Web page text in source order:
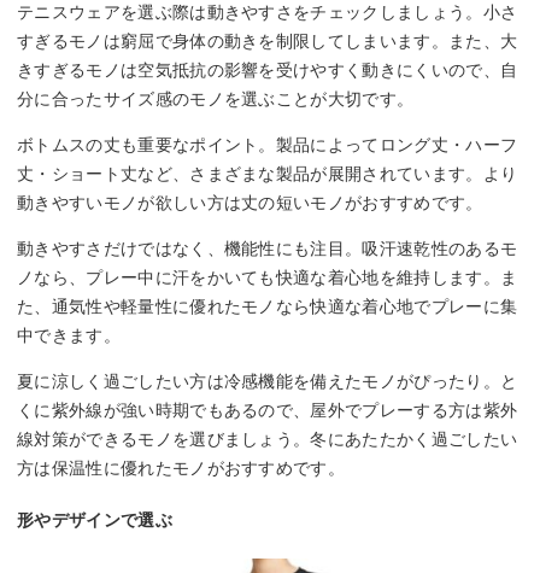
テニスウェアを選ぶ際は動きやすさをチェックしましょう。小さ
すぎるモノは窮屈で身体の動きを制限してしまいます。また、大
きすぎるモノは空気抵抗の影響を受けやすく動きにくいので、自
分に合ったサイズ感のモノを選ぶことが大切です。
ボトムスの丈も重要なポイント。製品によってロング丈・ハーフ
丈・ショート丈など、さまざまな製品が展開されています。より
動きやすいモノが欲しい方は丈の短いモノがおすすめです。
動きやすさだけではなく、機能性にも注目。吸汗速乾性のあるモ
ノなら、プレー中に汗をかいても快適な着心地を維持します。ま
た、通気性や軽量性に優れたモノなら快適な着心地でプレーに集
中できます。
夏に涼しく過ごしたい方は冷感機能を備えたモノがぴったり。と
くに紫外線が強い時期でもあるので、屋外でプレーする方は紫外
線対策ができるモノを選びましょう。冬にあたたかく過ごしたい
方は保温性に優れたモノがおすすめです。
形やデザインで選ぶ